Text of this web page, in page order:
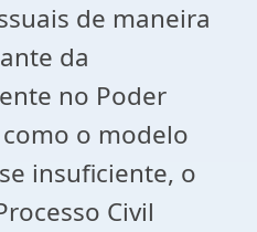
de maneira
da
no Poder
o modelo
insuficiente, o
Civil